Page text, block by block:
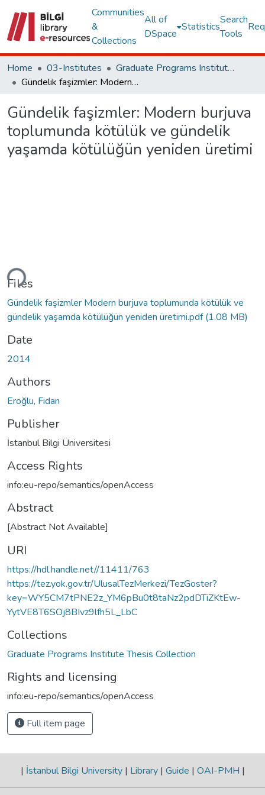
Communities
&
Collections
All of
DSpace
Statistics
Search
Tools
Home 03-Institutes
Graduate Programs Institute Thesis Collection
Gündelik faşizmler: Modern burjuva toplumunda kötülük ve gündelik yaşamda kötülüğün yeniden üretimi
Gündelik faşizmler: Modern burjuva
toplumunda kötülük ve gündelik
yaşamda kötülüğün yeniden üretimi
Files
Gündelik faşizmler Modern burjuva toplumunda kötülük ve
gündelik yaşamda kötülüğün yeniden üretimi.pdf(1.08 MB)
Date
2014
Authors
Eroğlu, Fidan
Publisher
İstanbul Bilgi Üniversitesi
Access Rights
info:eu-repo/semantics/openAccess
Abstract
[Abstract Not Available]
URI
https://hdl.handle.net//11411/763
https://tez.yok.gov.tr/UlusalTezMerkezi/TezGoster?
key=WY5CM7tPNE2z_YM6pBu0t8taNz2pdDTiZKtEw-
YytVE8T6SOj8BIvz9lfh5L_LbC
Collections
Graduate Programs Institute Thesis Collection
Rights and licensing
info:eu-repo/semantics/openAccess
Full item page
| İstanbul Bilgi University | Library | Guide | OAI-PMH |